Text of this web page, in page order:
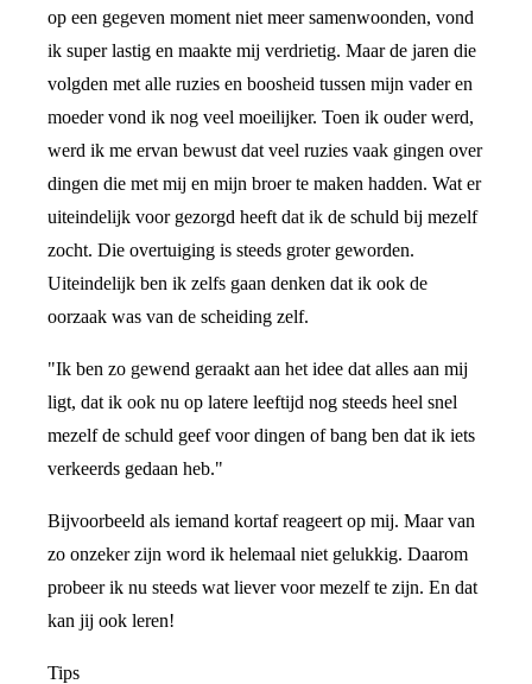
op een gegeven moment niet meer samenwoonden, vond
ik super lastig en maakte mij verdrietig. Maar de jaren die
volgden met alle ruzies en boosheid tussen mijn vader en
moeder vond ik nog veel moeilijker. Toen ik ouder werd,
werd ik me ervan bewust dat veel ruzies vaak gingen over
dingen die met mij en mijn broer te maken hadden. Wat er
uiteindelijk voor gezorgd heeft dat ik de schuld bij mezelf
zocht. Die overtuiging is steeds groter geworden.
Uiteindelijk ben ik zelfs gaan denken dat ik ook de
oorzaak was van de scheiding zelf.
"Ik ben zo gewend geraakt aan het idee dat alles aan mij
ligt, dat ik ook nu op latere leeftijd nog steeds heel snel
mezelf de schuld geef voor dingen of bang ben dat ik iets
verkeerds gedaan heb."
Bijvoorbeeld als iemand kortaf reageert op mij. Maar van
zo onzeker zijn word ik helemaal niet gelukkig. Daarom
probeer ik nu steeds wat liever voor mezelf te zijn. En dat
kan jij ook leren!
Tips